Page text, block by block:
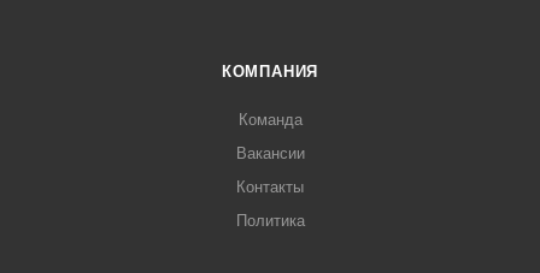
КОМПАНИЯ
Команда
Вакансии
Контакты
Политика